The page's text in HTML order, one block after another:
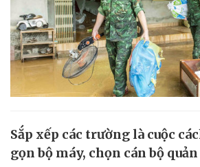
Sắp xếp các trường là cuộc
gọn bộ máy, chọn cán bộ